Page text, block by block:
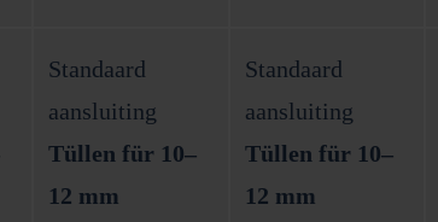
Standaard
aansluiting
Tüllen für 10–
12 mm
Standaard
aansluiting
Tüllen für 10–
12 mm